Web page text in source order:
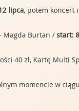
lipca, potem koncert
Magda Burtan / start:
40 zł, Kartę Multi
momencie w